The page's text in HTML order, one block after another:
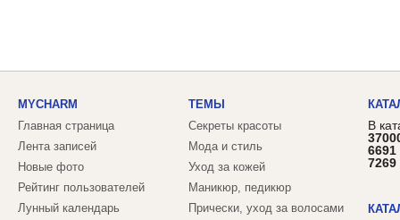
MYCHARM
Главная страница
Лента записей
Новые фото
Рейтинг пользователей
Лунный календарь
ТЕМЫ
Секреты красоты
Мода и стиль
Уход за кожей
Маникюр, педикюр
Прически, уход за волосами
В
6691
7269